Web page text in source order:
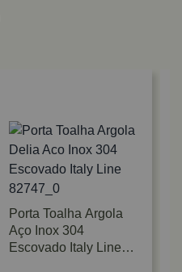
Porta Toalha Argola
Aço Inox 304
Escovado Italy Line